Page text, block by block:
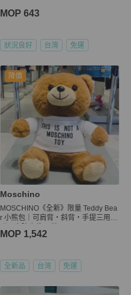
MOP 643
狀況良好 台灣 免運
降價
Moschino
MOSCHINO《全新》限量 Teddy Bea
r 小熊包｜可肩背・斜背・手提三用｜
MOP 1,542
全新品 台灣 免運